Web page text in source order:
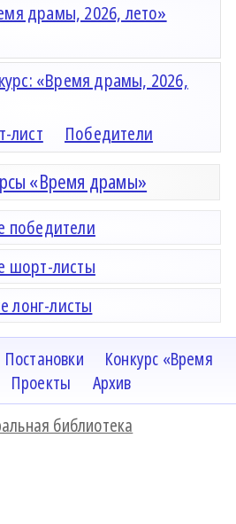
драмы, 2026, лето»
«Время драмы, 2026,
лист Победители
«Время драмы»
победители
шорт-листы
лонг-листы
Постановки
Конкурс «Время
Проекты
Архив
библиотека